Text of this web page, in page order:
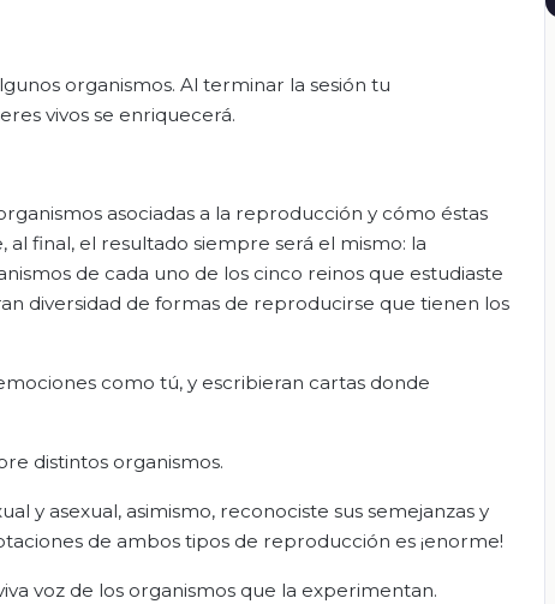
organismos. Al terminar la sesión tu
vivos se enriquecerá.
asociadas a la reproducción y cómo éstas
final, el resultado siempre será el mismo: la
de cada uno de los cinco reinos que estudiaste
diversidad de formas de reproducirse que tienen los
como tú, y escribieran cartas donde
distintos organismos.
y asexual, asimismo, reconociste sus semejanzas y
de ambos tipos de reproducción es ¡enorme!
voz de los organismos que la experimentan.